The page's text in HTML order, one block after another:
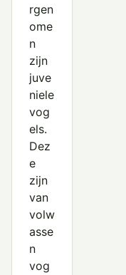
rgen
ome
n
zijn
juve
niele
vog
els.
Dez
e
zijn
van
volw
asse
n
vog